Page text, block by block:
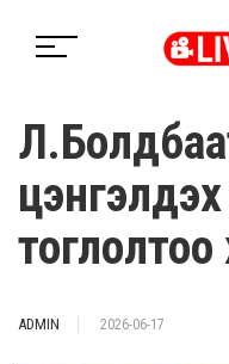
ADMIN 2026-06-17